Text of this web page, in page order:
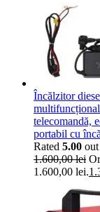
Încălzitor
telecomandă,
portabil cu
Rated 5.00
1.600,00lei
1.600,00 lei.